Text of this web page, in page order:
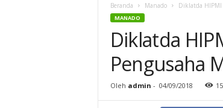
Beranda Manado Diklatda
MANADO
Diklatda
Pengusaha
Oleh admin - 04/09/2018